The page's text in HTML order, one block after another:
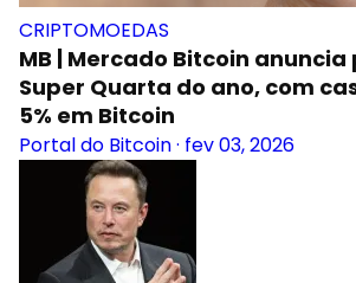
CRIPTOMOEDAS
MB | Mercado Bitcoin
Super Quarta do ano, com
5% em Bitcoin
Portal do Bitcoin· fev 03, 2026